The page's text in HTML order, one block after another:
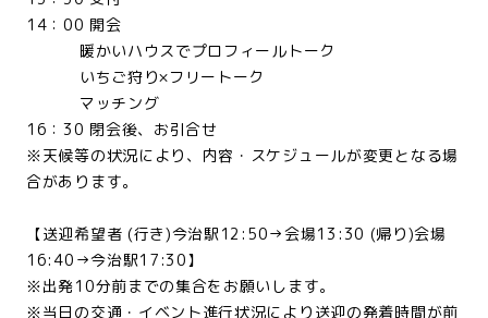
14：00 開会
暖かいハウスでプロフィールトーク
いちご狩り×フリートーク
マッチング
16：30 閉会後、お引合せ
※天候等の状況により、内容・スケジュールが変更となる場
合があります。
【送迎希望者 (行き)今治駅12:50→会場13:30 (帰り)会場
16:40→今治駅17:30】
※出発10分前までの集合をお願いします。
※当日の交通・イベント進行状況により送迎の発着時間が前